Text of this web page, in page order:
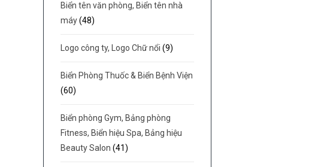
Biển tên văn phòng, Biển tên nhà
máy(48)
Logo công ty, Logo Chữ nổi (9)
Biển Phòng Thuốc & Biển Bệnh Viện
(60)
Biển phòng Gym, Bảng phòng
Fitness, Biển hiệu Spa, Bảng hiệu
Beauty Salon (41)